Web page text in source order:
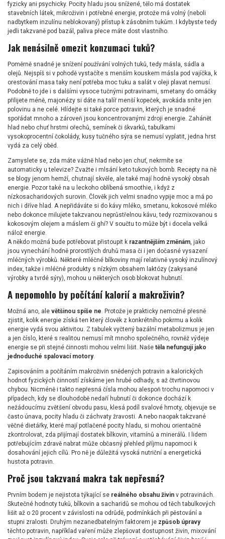
fyzicky ani psychicky. Pocity hladu jsou snížené, tělo má dostatek
stavebních látek, mikroživin i potřebné energie, protože má volný (neboli
nadbytkem inzulínu neblokovaný) přístup k zásobním tukům. I kdybyste tedy
jedli takzvaně pod bazál, paliva přece máte dost vlastního.
Jak nenásilně omezit konzumaci tuků?
Poměrně snadné je snížení používání volných tuků, tedy másla, sádla a
olejů. Nejspíš si v pohodě vystačíte s menším kouskem másla pod vajíčka, k
orestování masa taky není potřeba moc tuku a salát v oleji plavat nemusí.
Podobně to jde i s dalšími vysoce tučnými potravinami, smetany do omáčky
přilijete méně, majonézy si dáte na talíř menší kopeček, avokáda sníte jen
polovinu a ne celé. Hlídejte si také porce potravin, kterých je snadné
spořádat mnoho a zároveň jsou koncentrovanými zdroji energie. Zahánět
hlad nebo chuť hrstmi ořechů, semínek či škvarků, tabulkami
vysokoprocentní čokolády, kusy tučného sýra se nemusí vyplatit, jedna hrst
vydá za celý oběd.
Zamyslete se, zda máte vážně hlad nebo jen chuť, nekrmíte se
automaticky u televize? Zvažte i mlsání keto tukových bomb. Recepty na ně
se blogy jenom hemží, chutnají skvěle, ale také mají hodně vysoký obsah
energie. Pozor také na u leckoho oblíbená smoothie, i když z
nízkosacharidových surovin. Člověk jich velmi snadno vypije moc a má po
nich i dříve hlad. A nepřidáváte si do kávy mléko, smetanu, kokosové mléko
nebo dokonce milujete takzvanou neprůstřelnou kávu, tedy rozmixovanou s
kokosovým olejem a máslem či ghí? V součtu to může být i docela velká
nálož energie.
A někdo možná bude potřebovat přistoupit k razantnějším změnám, jako
jsou vynechání hodně prorostlých druhů masa či i jen dočasné vysazení
mléčných výrobků. Některé mléčné bílkoviny mají relativně vysoký inzulínový
index, takže i mléčné produkty s nízkým obsahem laktózy (zakysané
výrobky a tvrdé sýry), mohou u některých osob blokovat hubnutí.
A nepomohlo by počítání kalorií a makroživin?
Možná ano, ale většinou spíše ne. Protože je prakticky nemožné přesně
zjistit, kolik energie získá ten který člověk z konkrétního pokrmu a kolik
energie vydá svou aktivitou. Z tabulek vyčtený bazální metabolizmus je jen
a jen číslo, které s realitou nemusí mít mnoho společného, rovněž výdeje
energie se při stejné činnosti mohou velmi lišit. Naše těla nefungují jako
jednoduché spalovací motory.
Zapisováním a počítáním makroživin snědených potravin a kalorických
hodnot fyzických činností získáme jen hrubé odhady, s až čtvrtinovou
chybou. Nicméně i takto nepřesná čísla mohou alespoň trochu napomoci v
případech, kdy se dlouhodobě nedaří hubnutí či dokonce dochází k
nežádoucímu zvětšení obvodu pasu, klesá podíl svalové hmoty, objevuje se
často únava, pocity hladu či záchvaty žravosti. A nebo naopak takzvané
věčné dietářky, které mají potlačené pocity hladu, si mohou orientačně
zkontrolovat, zda přijímají dostatek bílkovin, vitamínů a minerálů. I lidem
potřebujícím zdravě nabrat může občasný přehled příjmu napomoci k
dosahování jejich cílů. Pro ně je důležitá vysoká nutriční a energetická
hustota potravin.
Proč jsou takzvaná makra tak nepřesná?
Prvním bodem je nejistota týkající se reálného obsahu živin v potravinách.
Skutečné hodnoty tuků, bílkovin a sacharidů se mohou od těch tabulkových
lišit až o 20 procent v závislosti na odrůdě, podmínkách při pěstování a
stupni zralosti. Druhým nezanedbatelným faktorem je způsob úpravy
těchto potravin, například vaření může zlepšovat dostupnost živin, mixování